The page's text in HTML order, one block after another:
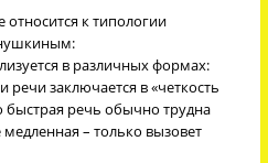
относится к типологии
в различных формах:
речи заключается в «четкость
быстрая речь обычно трудна
– только вызовет